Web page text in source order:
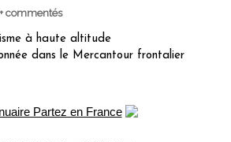
commentés
à haute altitude
dans le Mercantour frontalier